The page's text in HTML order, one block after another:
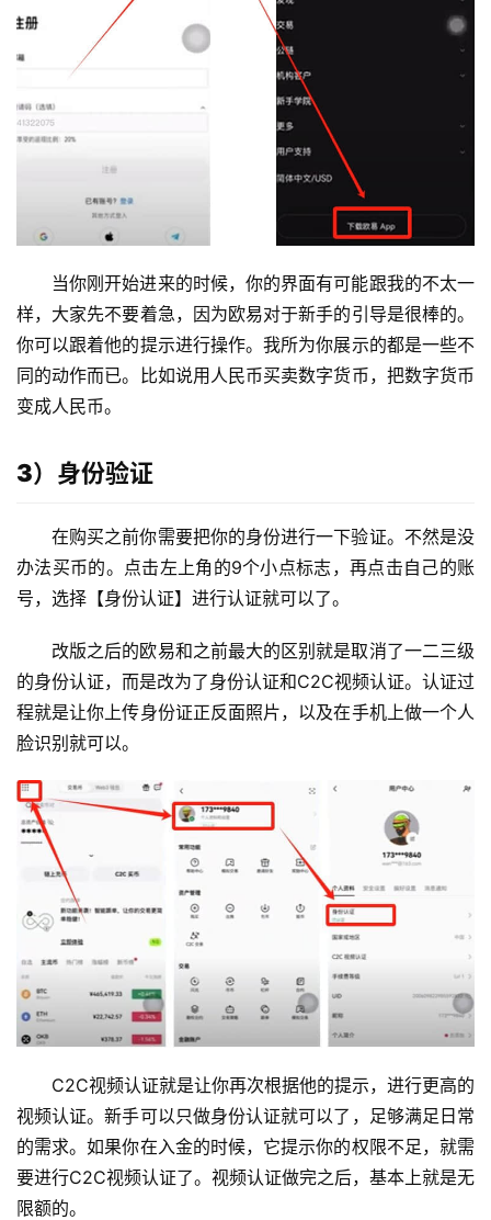
当你刚开始进来的时候，你的界面有可能跟我的不太一
样，大家先不要着急，因为欧易对于新手的引导是很棒的。
你可以跟着他的提示进行操作。我所为你展示的都是一些不
同的动作而已。比如说用人民币买卖数字货币，把数字货币
变成人民币。
3）身份验证
在购买之前你需要把你的身份进行一下验证。不然是没
办法买币的。点击左上角的9个小点标志，再点击自己的账
号，选择【身份认证】进行认证就可以了。
改版之后的欧易和之前最大的区别就是取消了一二三级
的身份认证，而是改为了身份认证和C2C视频认证。认证过
程就是让你上传身份证正反面照片，以及在手机上做一个人
脸识别就可以。
C2C视频认证就是让你再次根据他的提示，进行更高的
视频认证。新手可以只做身份认证就可以了，足够满足日常
的需求。如果你在入金的时候，它提示你的权限不足，就需
要进行C2C视频认证了。视频认证做完之后，基本上就是无
限额的。